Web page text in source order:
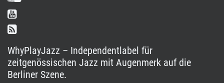
WhyPlayJazz – Independentlabel für
zeitgenössischen Jazz mit Augenmerk auf die
Berliner Szene.